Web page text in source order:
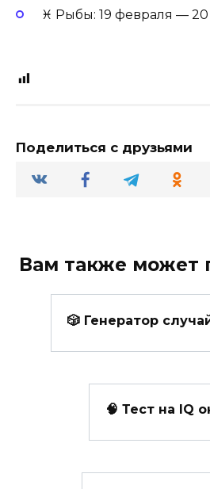
♓ Рыбы: 19 февраля — 20
Поделиться с друзьями
Вам также может
🎲 Генератор
🧠 Тест на IQ